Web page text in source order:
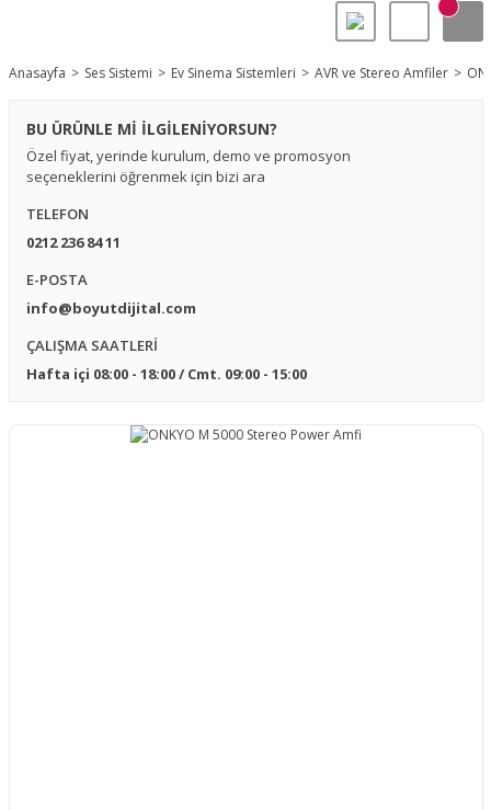
Anasayfa Ses Sistemi Ev Sinema Sistemleri AVR ve Stereo Amfiler
BU ÜRÜNLE Mİ İLGİLENİYORSUN?
Özel fiyat, yerinde kurulum, demo ve promosyon
seçeneklerini öğrenmek için bizi ara
TELEFON
0212 236 84 11
E-POSTA
info@boyutdijital.com
ÇALIŞMA SAATLERİ
Hafta içi 08:00 - 18:00 / Cmt. 09:00 - 15:00